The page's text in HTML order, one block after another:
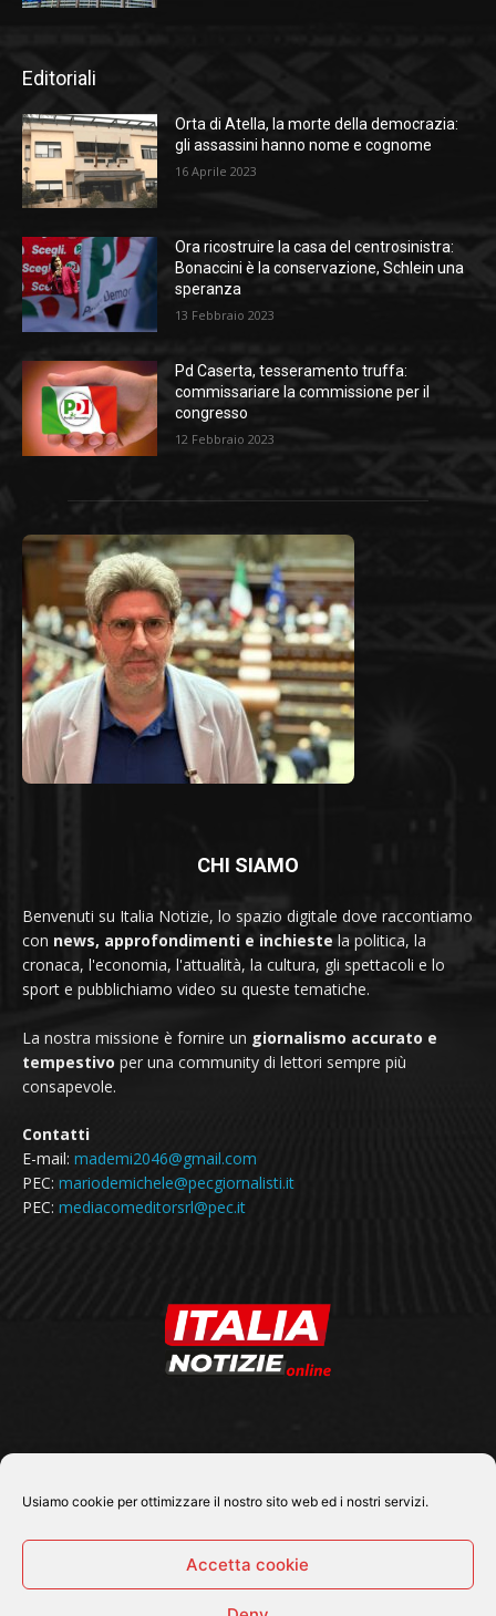
Usiamo cookie per ottimizzare il nostro sito web ed i nostri servizi.
Accetta cookie
Editoriali
Orta di Atella, la morte della democrazia:
gli assassini hanno nome e cognome
16 Aprile 2023
Ora ricostruire la casa del centrosinistra:
Bonaccini è la conservazione, Schlein una
speranza
13 Febbraio 2023
Pd Caserta, tesseramento truffa:
commissariare la commissione per il
congresso
12 Febbraio 2023
CHI SIAMO
Benvenuti su Italia Notizie, lo spazio digitale dove raccontiamo
con news, approfondimenti e inchieste la politica, la
cronaca, l'economia, l'attualità, la cultura, gli spettacoli e lo
sport e pubblichiamo video su queste tematiche.
La nostra missione è fornire un giornalismo accurato e
tempestivo per una community di lettori sempre più
consapevole.
Contatti
E-mail: mademi2046@gmail.com
PEC: mariodemichele@pecgiornalisti.it
PEC: mediacomeditorsrl@pec.it
SEGUICI SU